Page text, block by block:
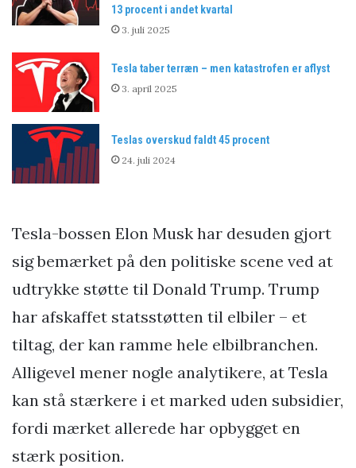
13 procent i andet kvartal
3. juli 2025
Tesla taber terræn – men katastrofen er aflyst
3. april 2025
Teslas overskud faldt 45 procent
24. juli 2024
Tesla-bossen Elon Musk har desuden gjort
sig bemærket på den politiske scene ved at
udtrykke støtte til Donald Trump. Trump
har afskaffet statsstøtten til elbiler – et
tiltag, der kan ramme hele elbilbranchen.
Alligevel mener nogle analytikere, at Tesla
kan stå stærkere i et marked uden subsidier,
fordi mærket allerede har opbygget en
stærk position.